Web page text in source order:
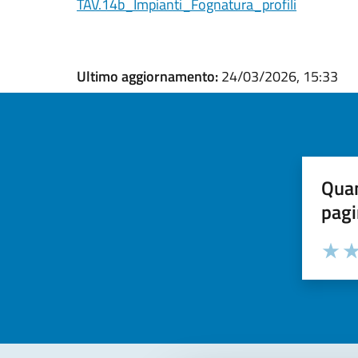
TAV.14b_Impianti_Fognatura_profili
Ultimo aggiornamento:24/03/2026, 15:33
Valuta